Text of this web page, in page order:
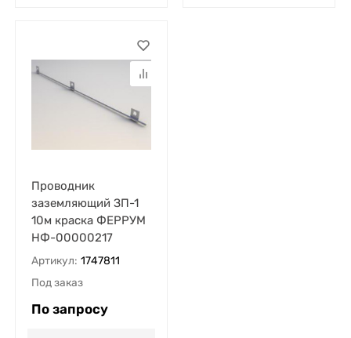
Проводник
заземляющий ЗП-1
10м краска ФЕРРУМ
НФ-00000217
Артикул: 1747811
Под заказ
По запросу